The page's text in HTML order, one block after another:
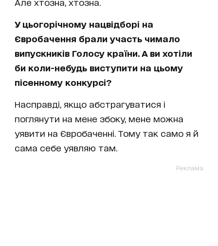
У цьогорічному нацвідборі на
Євробачення брали участь чимало
випускників Голосу країни. А ви хотіли
би коли-небудь виступити на цьому
пісенному конкурсі?
Насправді, якщо абстрагуватися і
поглянути на мене збоку, мене можна
уявити на Євробаченні. Тому так само я й
сама себе уявляю там.
Реклама